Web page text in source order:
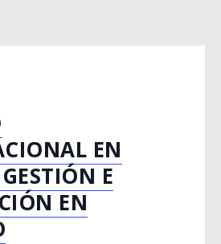
EN
E
EN